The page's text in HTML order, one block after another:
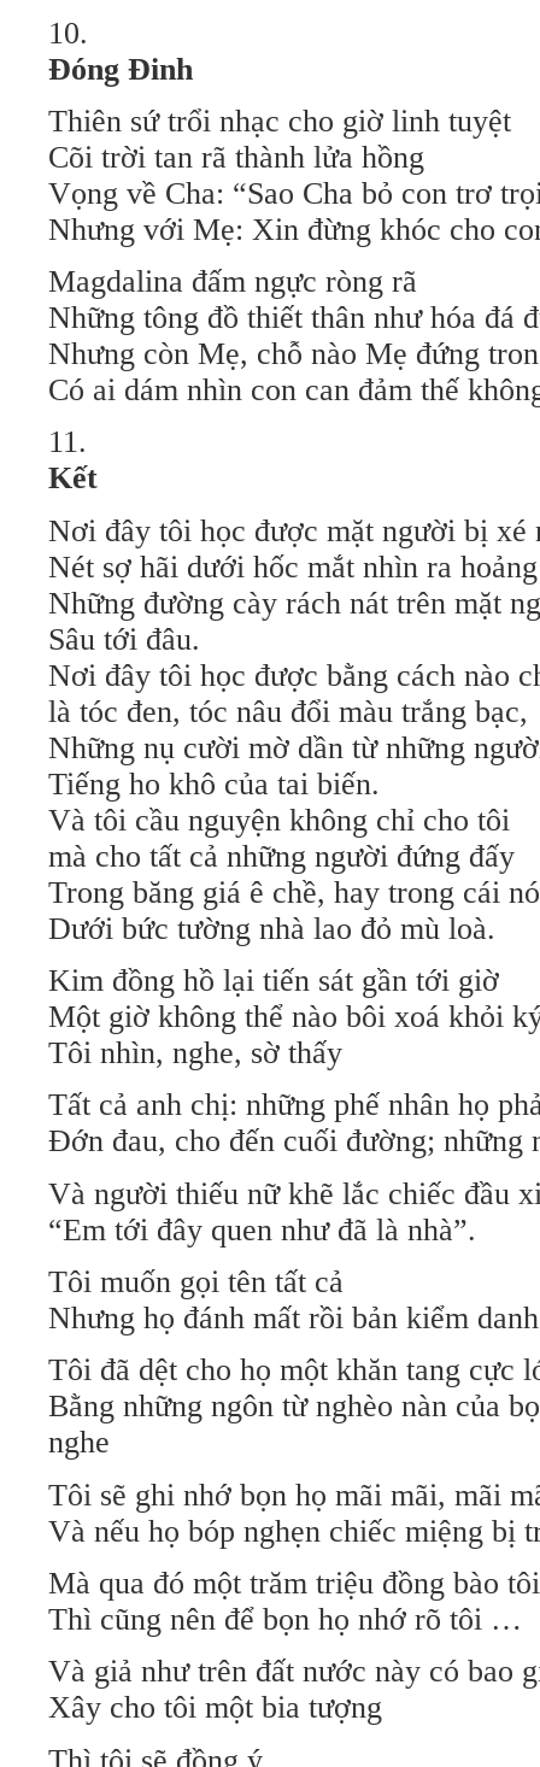
10.
Đóng Đinh
Thiên sứ trổi nhạc cho giờ linh tuyệt
Cõi trời tan rã thành lửa hồng
Vọng về Cha: “Sao Cha bỏ con trơ
Nhưng với Mẹ: Xin đừng khóc cho
Magdalina đấm ngực ròng rã
Những tông đồ thiết thân như hóa đá
Nhưng còn Mẹ, chỗ nào Mẹ đứng
Có ai dám nhìn con can đảm thế
11.
Kết
Nơi đây tôi học được mặt người bị xé
Nét sợ hãi dưới hốc mắt nhìn ra
Những đường cày rách nát trên mặt
Sâu tới đâu.
Nơi đây tôi học được bằng cách nào
là tóc đen, tóc nâu đổi màu trắng bạc,
Những nụ cười mờ dần từ những
Tiếng ho khô của tai biến.
Và tôi cầu nguyện không chỉ cho tôi
mà cho tất cả những người đứng đấy
Trong băng giá ê chề, hay trong cái
Dưới bức tường nhà lao đỏ mù loà.
Kim đồng hồ lại tiến sát gần tới giờ
Một giờ không thể nào bôi xoá khỏi
Tôi nhìn, nghe, sờ thấy
Tất cả anh chị: những phế nhân họ
Đớn đau, cho đến cuối đường; những
Và người thiếu nữ khẽ lắc chiếc đầu
“Em tới đây quen như đã là nhà”.
Tôi muốn gọi tên tất cả
Nhưng họ đánh mất rồi bản kiểm
Tôi đã dệt cho họ một khăn tang cực
Bằng những ngôn từ nghèo nàn của
nghe
Tôi sẽ ghi nhớ bọn họ mãi mãi, mãi
Và nếu họ bóp nghẹn chiếc miệng bị
Mà qua đó một trăm triệu đồng bào
Thì cũng nên để bọn họ nhớ rõ tôi …
Và giả như trên đất nước này có bao
Xây cho tôi một bia tượng